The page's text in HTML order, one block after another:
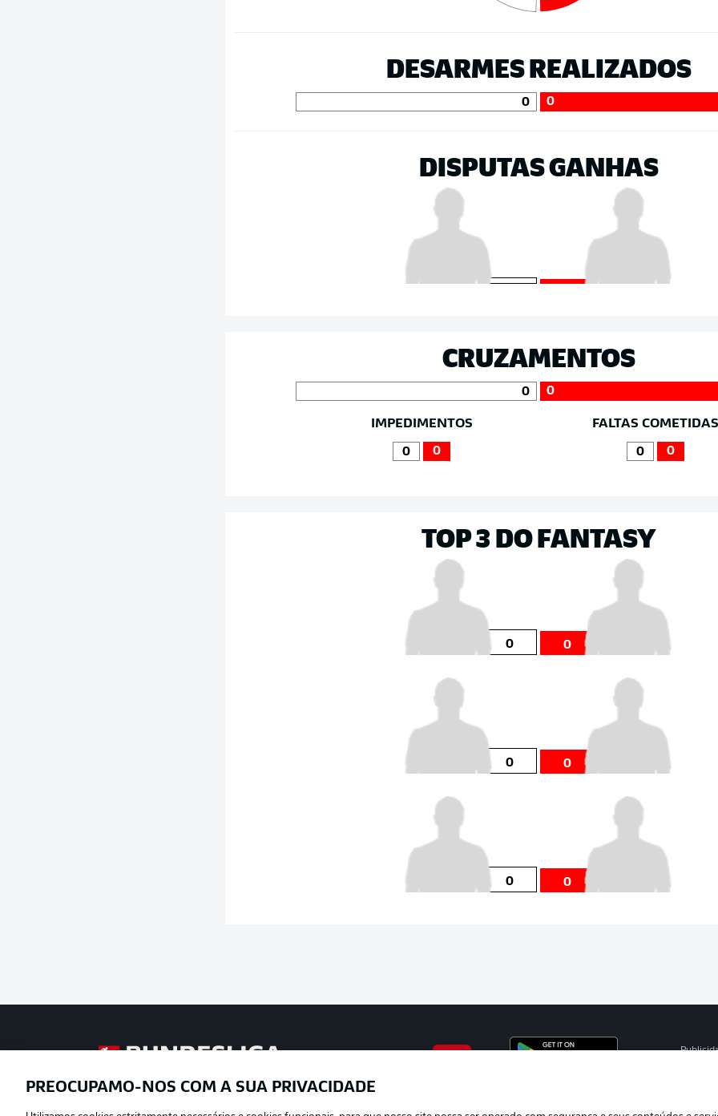
DESARMES REALIZADOS
0 0
DISPUTAS GANHAS
CRUZAMENTOS
0 0
IMPEDIMENTOS
0 0
FALTAS COMETIDAS
0 0
TOP 3 DO FANTASY
0 0
0 0
0 0
Football as it’s meant to be
PREOCUPAMO-NOS COM A SUA PRIVACIDADE